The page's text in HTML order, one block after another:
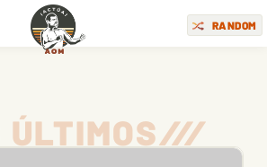
RANDOM
ÚLTIMOS///